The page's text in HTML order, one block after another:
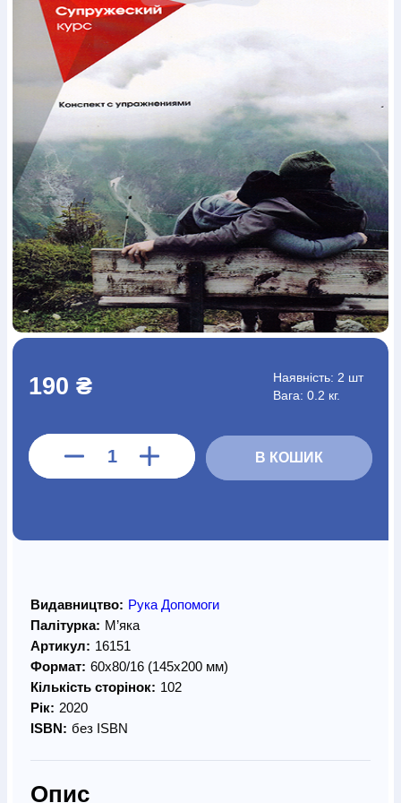
Богослов`яШлюб і сім`яЮдаїзм
Супутні товари
Періодика
АудіоРучки кулькові Відео
Закладки для книгФутболки Сумки
Блокноти
Щоденники / щотижневики
Вироби з дерева
Вироби з кераміки і глиниВироби з сріблаКартини
Навчальні мапи
Шкіряні виробиМагнітиМеталеві
виробиМіні-лампиНаклейкиНастільні ігриПакети
подарункові
ПлакатиПластмасові виробиХустки
Подарункові карткиРозвиваючі ігри Репринти
Свічки
ЗошитиФотокартиниЧохли на БибліїГоловні убори
КалендаріКанцелярскі товариКомп`ютерні ігри
ЛистівкиСувенирна продукціяГодинникиПазли
Книга в комплекті
За додатковою інформацією дзвоніть за номером:+38
(097) 880-6379
Ми у Facebook
190 ₴ Наявність: 2 шт
Вага: 0.2 кг.
В КОШИК
Видавництво: Рука Допомоги
Палітурка: М’яка
Артикул: 16151
Формат: 60х80/16 (145х200 мм)
Кількість сторінок: 102
Рік: 2020
ISBN: без ISBN
Опис